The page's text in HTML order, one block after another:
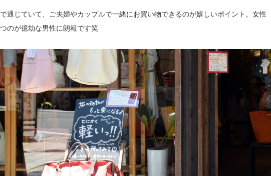
通じていて、ご夫婦やカップルで一緒にお買い物できるのが嬉しいポイント。女性
のが億劫な男性に朗報です笑